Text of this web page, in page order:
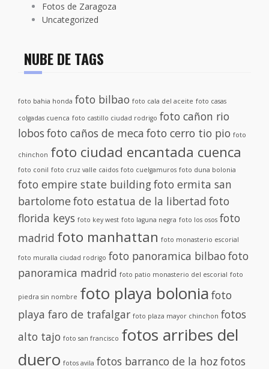
Fotos de Zaragoza
Uncategorized
NUBE DE TAGS
foto bahia honda foto bilbao foto cala del aceite foto casas
colgadas cuenca foto castillo ciudad rodrigo foto cañon rio
lobos foto caños de meca foto cerro tio pio foto
chinchon foto ciudad encantada cuenca
foto conil foto cruz valle caidos foto cuelgamuros foto duna bolonia
foto empire state buildingfoto ermita san
bartolomefoto estatua de la libertad foto
florida keys foto key west foto laguna negra foto los osos foto
madrid foto manhattan foto monasterio escorial
foto muralla ciudad rodrigo foto panoramica bilbao foto
panoramica madrid foto patio monasterio del escorial foto
piedra sin nombre foto playa bolonia foto
playa faro de trafalgar foto plaza mayor chinchon fotos
alto tajo foto san francisco fotos arribes del
duero fotos avila fotos barranco de la hoz fotos